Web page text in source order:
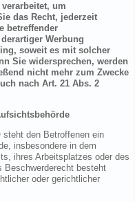
um
das Recht, jederzeit
betreffender
Werbung
soweit es mit solcher
Sie widersprechen, werden
nicht mehr zum Zwecke
nach Art. 21 Abs. 2
steht den Betroffenen ein
insbesondere in dem
ihres Arbeitsplatzes oder des
besteht
oder gerichtlicher